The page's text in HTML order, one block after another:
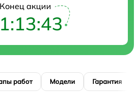
Конец акции
работ Модели Гарантия